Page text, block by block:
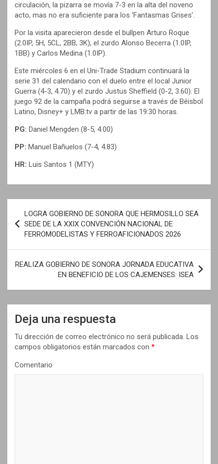
circulación, la pizarra se movía 7-3 en la alta del noveno
acto, mas no era suficiente para los ‘Fantasmas Grises’.
Por la visita aparecieron desde el bullpen Arturo Roque
(2.0IP, 5H, 5CL, 2BB, 3K), el zurdo Alonso Becerra (1.0IP,
1BB) y Carlos Medina (1.0IP).
Este miércoles 6 en el Uni-Trade Stadium continuará la
serie 31 del calendario con el duelo entre el local Junior
Guerra (4-3, 4.70) y el zurdo Justus Sheffield (0-2, 3.60). El
juego 92 de la campaña podrá seguirse a través de Béisbol
Latino, Disney+ y LMB.tv a partir de las 19:30 horas.
PG: Daniel Mengden (8-5, 4.00)
PP: Manuel Bañuelos (7-4, 4.83)
HR: Luis Santos 1 (MTY)
e
LOGRA GOBIERNO DE SONORA QUE HERMOSILLO SEA
SEDE DE LA XXIX CONVENCIÓN NACIONAL DE
FERROMODELISTAS Y FERROAFICIONADOS 2026
REALIZA GOBIERNO DE SONORA JORNADA EDUCATIVA
EN BENEFICIO DE LOS CAJEMENSES: ISEA
Deja una respuesta
Tu dirección de correo electrónico no será publicada. Los
campos obligatorios están marcados con *
Comentario